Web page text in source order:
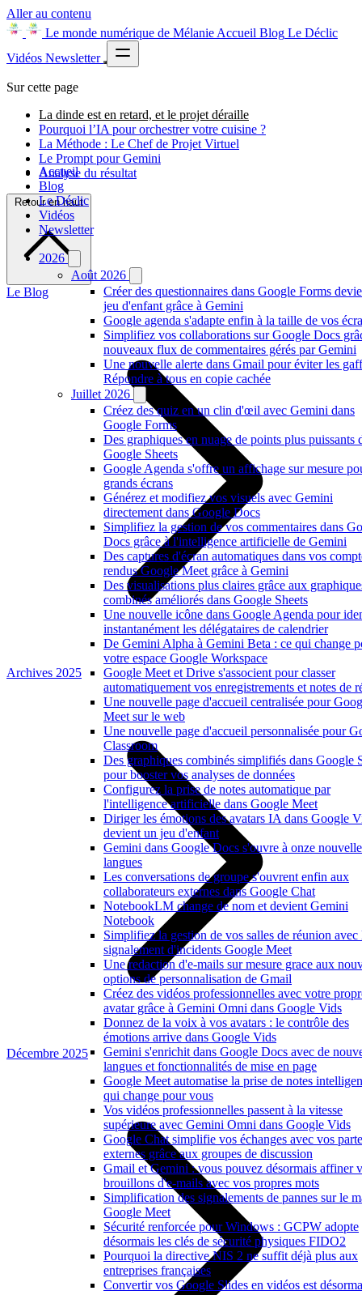
Aller au contenu
Le monde numérique de Mélanie Accueil Blog Le Déclic
Vidéos Newsletter
Accueil
Blog
Le Déclic
Vidéos
Newsletter
2026
Août 2026
Créer des questionnaires dans Google Forms
jeu d'enfant grâce à Gemini
Google agenda s'adapte enfin à la taille de vos
Simplifiez vos collaborations sur Google Docs
nouveaux flux de commentaires gérés par Gemini
Une nouvelle alerte dans Gmail pour éviter les
Répondre à tous en copie cachée
Juillet 2026
Créez des quiz en un clin d'œil avec Gemini dans
Google Forms
Des graphiques en nuage de points plus puissants
Google Sheets
Google Agenda s'offre un affichage sur mesure
grands écrans
Générez et modifiez vos visuels avec Gemini
directement dans Google Docs
Simplifiez la gestion de vos commentaires dans
Docs grâce à l'intelligence artificielle de Gemini
Des captures d'écran automatiques dans vos
rendus Google Meet grâce à Gemini
Des visualisations plus claires grâce aux
combinés améliorés dans Google Sheets
Une nouvelle icône dans Google Agenda pour
instantanément les délégataires de calendrier
De Gemini Alpha à Gemini Beta : ce qui change
votre espace Google Workspace
Google Meet et Drive s'associent pour classer
automatiquement vos enregistrements et notes de
Une nouvelle page d'accueil centralisée pour
Meet sur le web
Une nouvelle page d'accueil personnalisée pour
Classroom
Des graphiques combinés simplifiés dans Google
pour booster vos analyses de données
Configurez la prise de notes automatique par
l'intelligence artificielle dans Google Meet
Diriger les émotions des avatars IA dans Google
devient un jeu d'enfant
Gemini dans Google Docs s'ouvre à onze
langues
Les conversations de groupe s'ouvrent enfin aux
collaborateurs externes dans Google Chat
NotebookLM change de nom et devient Gemini
Notebook
Simplifiez la gestion de vos salles de réunion avec
signalement d'incidents Google Meet
Une redaction d'e-mails sur mesure grace aux
options de personnalisation de Gmail
Créez des vidéos professionnelles avec votre
avatar grâce à Gemini Omni dans Google Vids
Donnez de la voix à vos avatars : le contrôle des
émotions arrive dans Google Vids
Gemini s'enrichit dans Google Docs avec de
langues et fonctionnalités de mise en page
Google Meet automatise la prise de notes
qui change pour vous
Vos vidéos professionnelles passent à la vitesse
supérieure avec Gemini Omni dans Google Vids
Google Chat simplifie vos échanges avec vos
externes grâce aux groupes de discussion
Gmail et Gemini : vous pouvez désormais affiner
brouillons d'e-mails avec vos propres mots
Simplification des signalements de pannes sur le
Google Meet
Sécurité renforcée pour Windows : GCPW adopte
désormais les clés de sécurité physiques FIDO2
Pourquoi la directive NIS 2 ne suffit déjà plus aux
entreprises françaises
Convertir vos Google Slides en vidéos est
Sur cette page
La dinde est en retard, et le projet déraille
Pourquoi l’IA pour orchestrer votre cuisine ?
La Méthode : Le Chef de Projet Virtuel
Le Prompt pour Gemini
Analyse du résultat
Retour en haut
Le Blog
Archives 2025
Décembre 2025